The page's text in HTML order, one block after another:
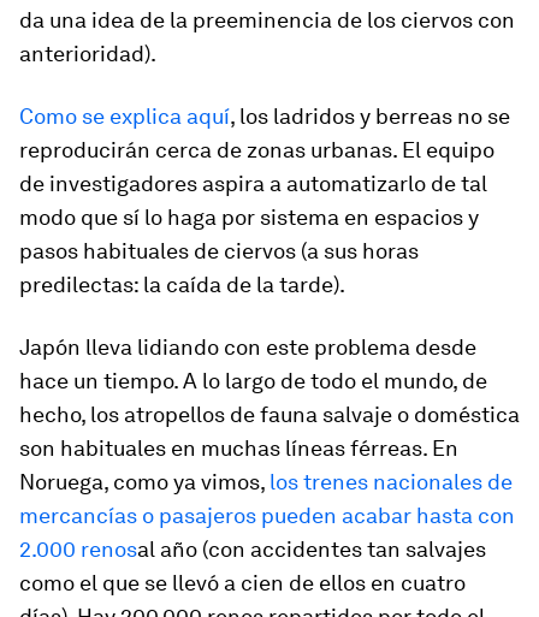
da una idea de la preeminencia de los ciervos con
anterioridad).
Como se explica aquí, los ladridos y berreas no se
reproducirán cerca de zonas urbanas. El equipo
de investigadores aspira a automatizarlo de tal
modo que sí lo haga por sistema en espacios y
pasos habituales de ciervos (a sus horas
predilectas: la caída de la tarde).
Japón lleva lidiando con este problema desde
hace un tiempo. A lo largo de todo el mundo, de
hecho, los atropellos de fauna salvaje o doméstica
son habituales en muchas líneas férreas. En
Noruega, como ya vimos, los trenes nacionales de
mercancías o pasajeros pueden acabar hasta con
2.000 renosal año (con accidentes tan salvajes
como el que se llevó a cien de ellos en cuatro